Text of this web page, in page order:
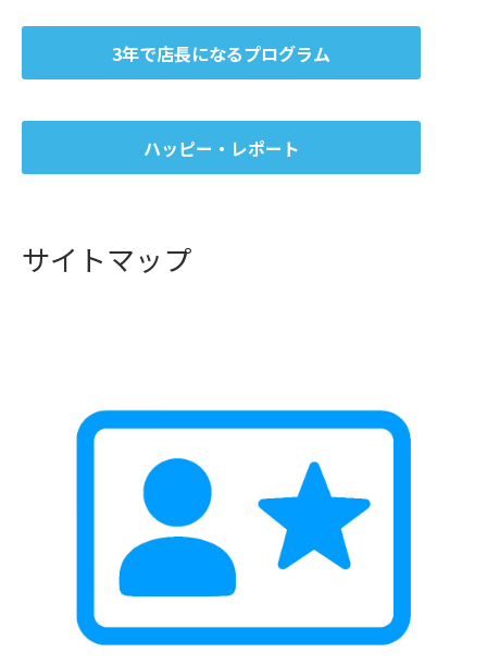
3年で店長になるプログラム
ハッピー・レポート
サイトマップ